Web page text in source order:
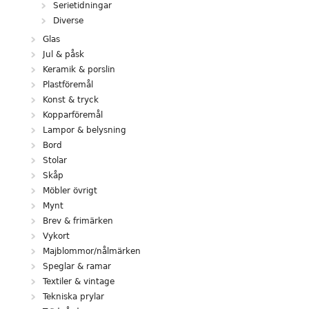
Serietidningar
Diverse
Glas
Jul & påsk
Keramik & porslin
Plastföremål
Konst & tryck
Kopparföremål
Lampor & belysning
Bord
Stolar
Skåp
Möbler övrigt
Mynt
Brev & frimärken
Vykort
Majblommor/nålmärken
Speglar & ramar
Textiler & vintage
Tekniska prylar